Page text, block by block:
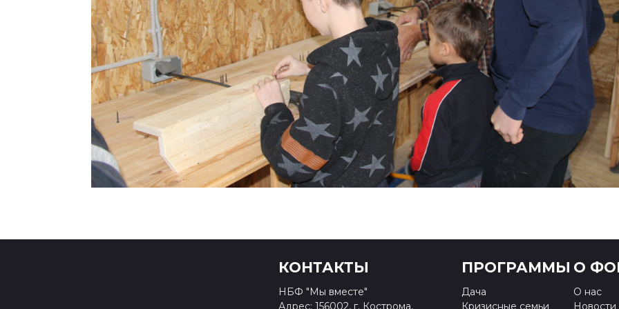
КОНТАКТЫ
НБФ "Мы вместе"
Адрес: 156002, г. Кострома,
ПРОГРАММЫ
Дача
Кризисные семьи
О
О нас
Новости